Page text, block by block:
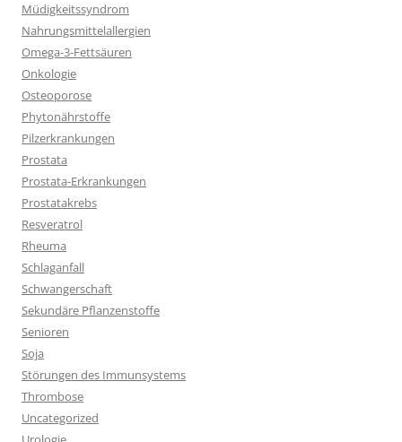
Müdigkeitssyndrom
Nahrungsmittelallergien
Omega-3-Fettsäuren
Onkologie
Osteoporose
Phytonährstoffe
Pilzerkrankungen
Prostata
Prostata-Erkrankungen
Prostatakrebs
Resveratrol
Rheuma
Schlaganfall
Schwangerschaft
Sekundäre Pflanzenstoffe
Senioren
Soja
Störungen des Immunsystems
Thrombose
Uncategorized